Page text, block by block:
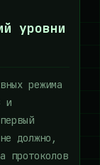
уровни
режима
и
должно,
протоколов